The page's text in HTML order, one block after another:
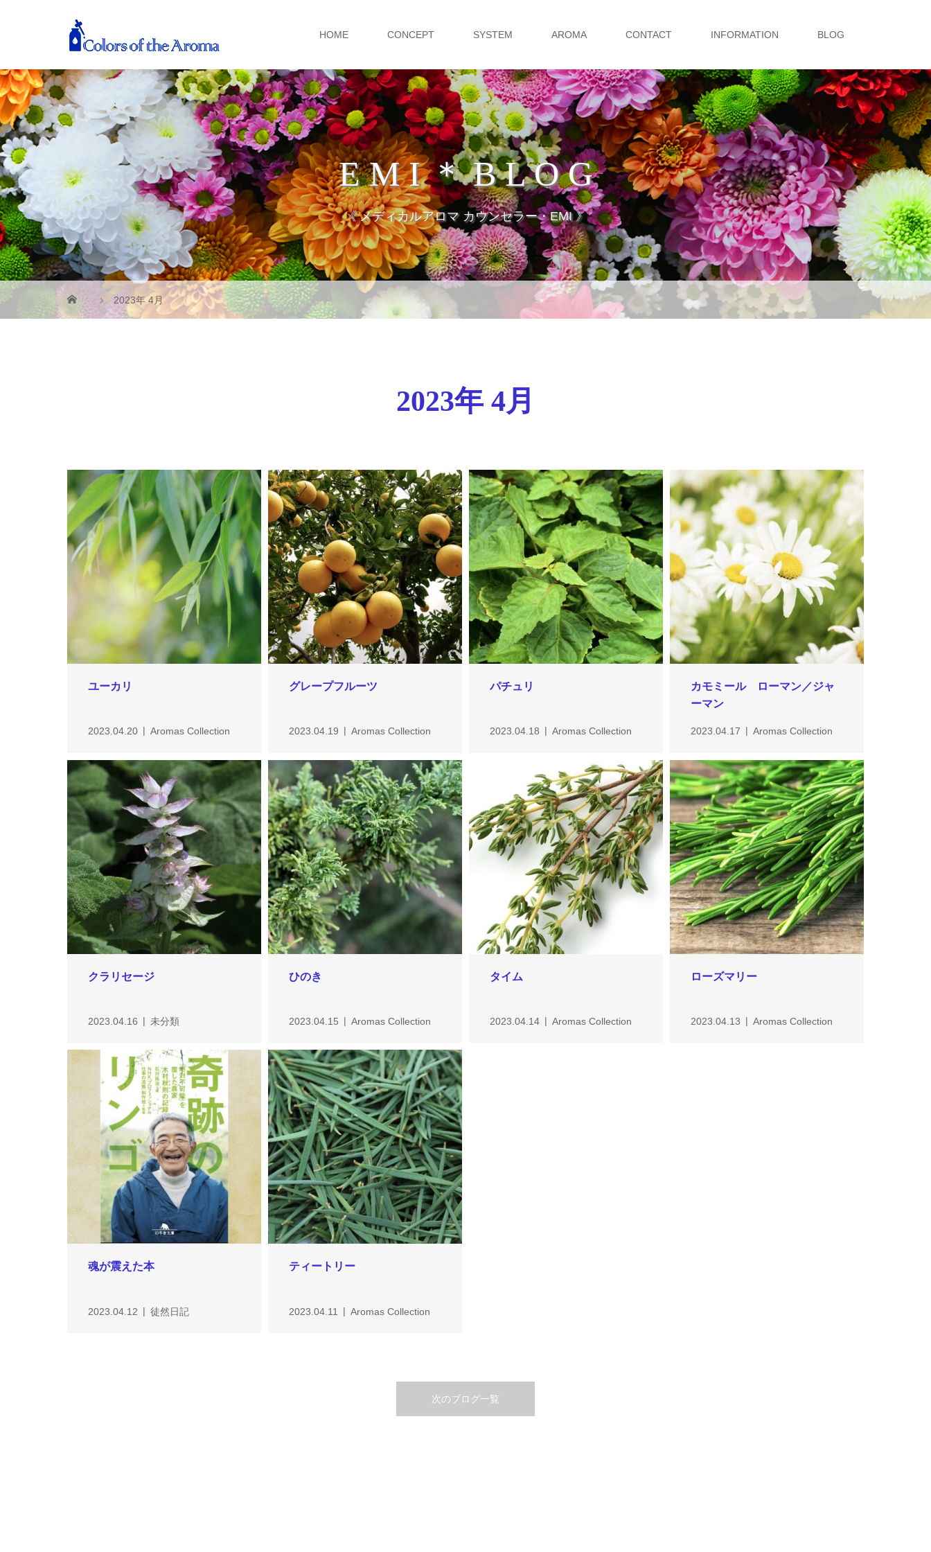
HOME CONCEPT SYSTEM AROMA CONTACT INFORMATION BLOG
E M I ＊ B L O G
《 メディカルアロマ カウンセラー・EMI 》
2023年 4月
2023年 4月
ユーカリ
2023.04.20 Aromas Collection
グレープフルーツ
2023.04.19 Aromas Collection
パチュリ
2023.04.18 Aromas Collection
カモミール ローマン／ジャ
ーマン
2023.04.17 Aromas Collection
クラリセージ
2023.04.16 未分類
ひのき
2023.04.15 Aromas Collection
タイム
2023.04.14 Aromas Collection
ローズマリー
2023.04.13 Aromas Collection
魂が震えた本
2023.04.12 徒然日記
ティートリー
2023.04.11 Aromas Collection
次のブログ一覧